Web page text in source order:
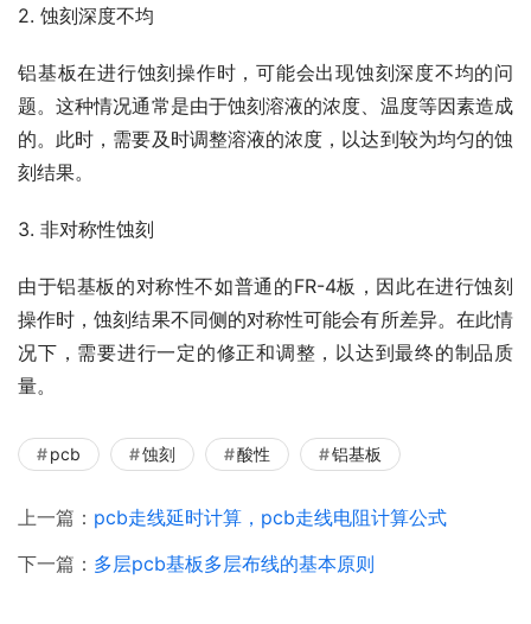
2. 蚀刻深度不均
铝基板在进行蚀刻操作时，可能会出现蚀刻深度不均的问
题。这种情况通常是由于蚀刻溶液的浓度、温度等因素造成
的。此时，需要及时调整溶液的浓度，以达到较为均匀的蚀
刻结果。
3. 非对称性蚀刻
由于铝基板的对称性不如普通的FR-4板，因此在进行蚀刻
操作时，蚀刻结果不同侧的对称性可能会有所差异。在此情
况下，需要进行一定的修正和调整，以达到最终的制品质
量。
pcb 蚀刻 酸性 铝基板
上一篇： pcb走线延时计算，pcb走线电阻计算公式
下一篇： 多层pcb基板多层布线的基本原则